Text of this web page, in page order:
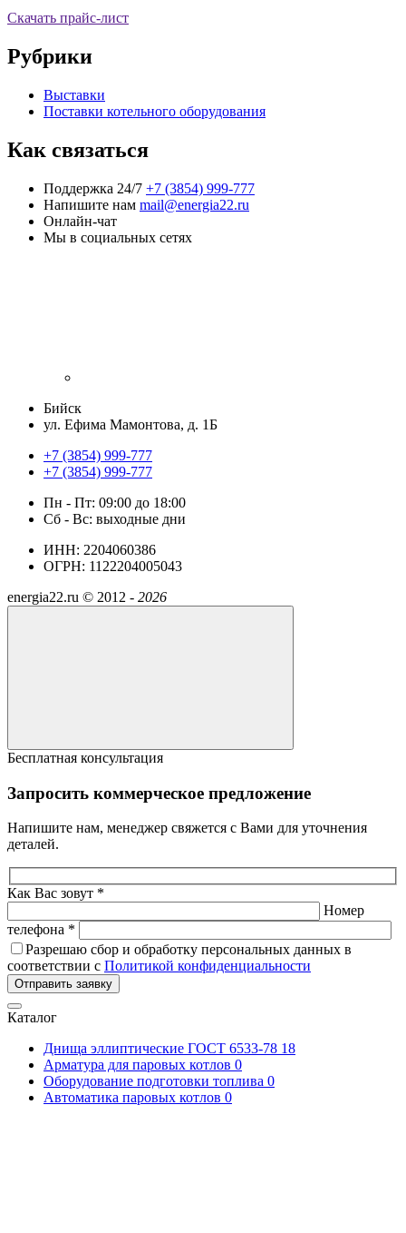
Скачать прайс-лист
Рубрики
Выставки
Поставки котельного оборудования
Как связаться
Поддержка 24/7 +7 (3854) 999-777
Напишите нам mail@energia22.ru
Онлайн-чат
Мы в социальных сетях
Бийск
ул. Ефима Мамонтова, д. 1Б
+7 (3854) 999-777
+7 (3854) 999-777
Пн - Пт: 09:00 до 18:00
Сб - Вс: выходные дни
ИНН: 2204060386
ОГРН: 1122204005043
energia22.ru © 2012 - 2026
Бесплатная консультация
Запросить коммерческое предложение
Напишите нам, менеджер свяжется с Вами для уточнения
деталей.
Как Вас зовут *
Номер
телефона *
Разрешаю сбор и обработку персональных данных в
соответствии с Политикой конфиденциальности
Отправить заявку
Каталог
Днища эллиптические ГОСТ 6533-78 18
Арматура для паровых котлов 0
Оборудование подготовки топлива 0
Автоматика паровых котлов 0